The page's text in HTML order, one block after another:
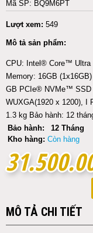
Mã SP: BQ9M6PT
Lượt xem: 549
Mô tả sản phẩm:
CPU: Intel® Core™ Ultra
Memory: 16GB
GB PCIe® NVMe™ SSD
WUXGA(1920 x 1200), I
1.3 kg Bảo hành: 12
Bảo hành:
12 Tháng
Kho hàng: Còn hàng
MÔ TẢ CHI TIẾT